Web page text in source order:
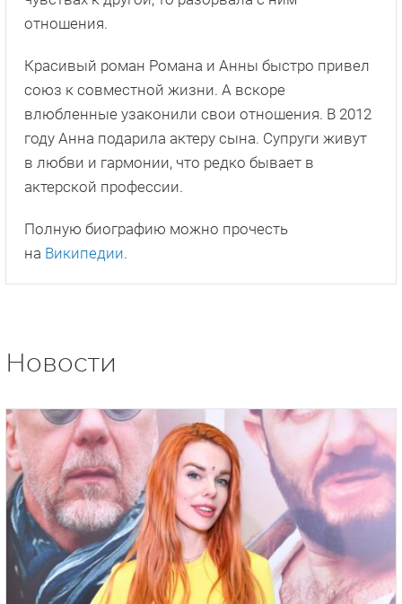
отношения.
Красивый роман Романа и Анны быстро привел
союз к совместной жизни. А вскоре
влюбленные узаконили свои отношения. В 2012
году Анна подарила актеру сына. Супруги живут
в любви и гармонии, что редко бывает в
актерской профессии.
Полную биографию можно прочесть
на Википедии.
Новости